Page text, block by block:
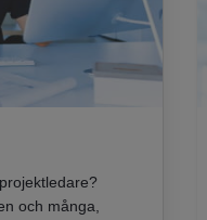
och många,